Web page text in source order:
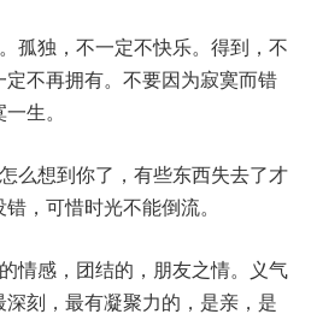
孤独，不一定不快乐。得到，不
不再拥有。不要因为寂寞而错
生。
么想到你了，有些东西失去了才
，可惜时光不能倒流。
情感，团结的，朋友之情。义气
刻，最有凝聚力的，是亲，是